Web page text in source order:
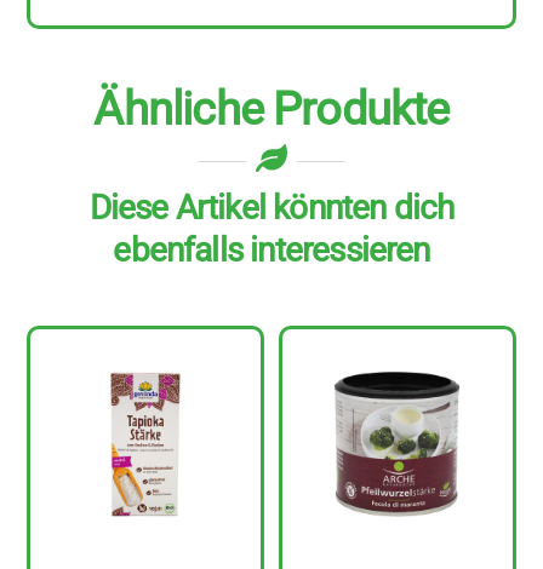
Ähnliche Produkte
Diese Artikel könnten dich
ebenfalls interessieren